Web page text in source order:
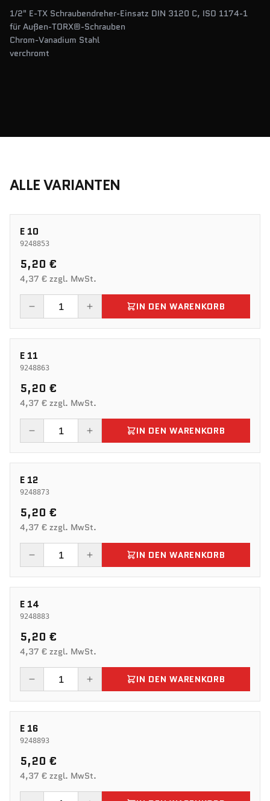
1/2" E-TX Schraubendreher-Einsatz DIN 3120 C, ISO 1174-1
für Außen-TORX®-Schrauben
Chrom-Vanadium Stahl
verchromt
ALLE VARIANTEN
E 10
9248853
5,20 €
4,37 € zzgl. MwSt.
IN DEN WARENKORB
E 11
9248863
5,20 €
4,37 € zzgl. MwSt.
IN DEN WARENKORB
E 12
9248873
5,20 €
4,37 € zzgl. MwSt.
IN DEN WARENKORB
E 14
9248883
5,20 €
4,37 € zzgl. MwSt.
IN DEN WARENKORB
E 16
9248893
5,20 €
4,37 € zzgl. MwSt.